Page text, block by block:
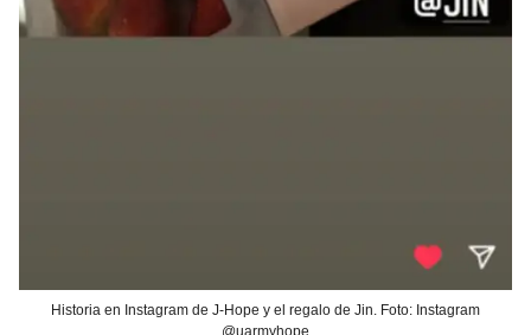
Historia en Instagram de J-Hope y el regalo de Jin. Foto: Instagram